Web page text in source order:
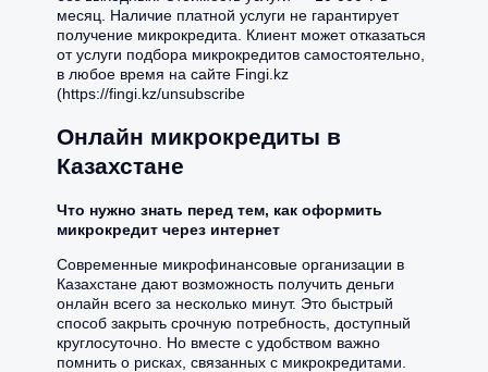
месяц. Наличие платной услуги не гарантирует
получение микрокредита. Клиент может отказаться
от услуги подбора микрокредитов самостоятельно,
в любое время на сайте Fingi.kz
(https://fingi.kz/unsubscribe
Онлайн микрокредиты в
Казахстане
Что нужно знать перед тем, как оформить
микрокредит через интернет
Современные микрофинансовые организации в
Казахстане дают возможность получить деньги
онлайн всего за несколько минут. Это быстрый
способ закрыть срочную потребность, доступный
круглосуточно. Но вместе с удобством важно
помнить о рисках, связанных с микрокредитами.